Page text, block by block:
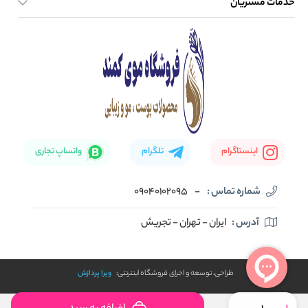
صفحه اصلی
اینستاگرام تلگرام واتساپ تجاری
شماره تماس : -
09040102095
آدرس : ایران - تهران - تجریش
طراحی، توسعه و اجرای فروشگاه اینترنتی: ویرا پردازش